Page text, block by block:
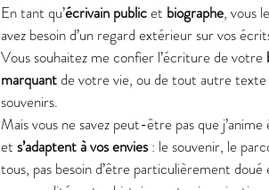
En tant qu’écrivain public et biographe, vous
avez besoin d’un regard extérieur sur vos
Vous souhaitez me confier l’écriture de votre
marquant de votre vie, ou de tout autre
souvenirs.
Mais vous ne savez peut-être pas que
et s’adaptent à vos envies : le souvenir, le
tous, pas besoin d’être particulièrement